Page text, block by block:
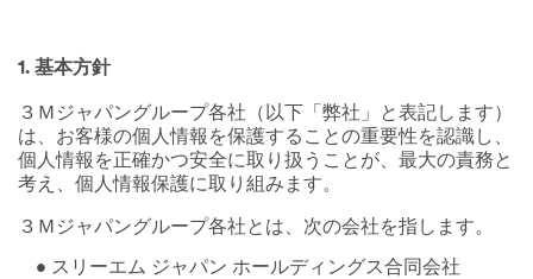
1. 基本方針
３Ｍジャパングループ各社（以下「弊社」と表記します）
は、お客様の個人情報を保護することの重要性を認識し、
個人情報を正確かつ安全に取り扱うことが、最大の責務と
考え、個人情報保護に取り組みます。
３Ｍジャパングループ各社とは、次の会社を指します。
• スリーエム ジャパン ホールディングス合同会社